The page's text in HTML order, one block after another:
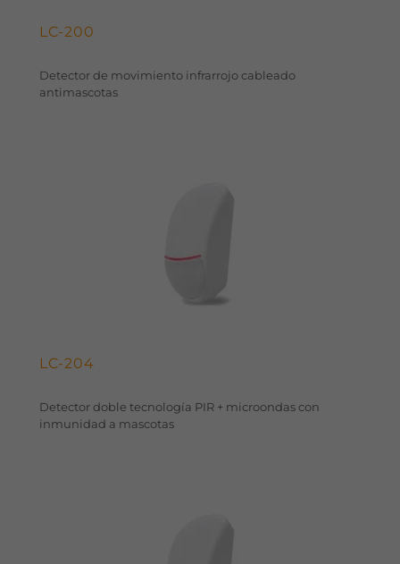
LC-200
Detector de movimiento infrarrojo cableado
antimascotas
LC-204
Detector doble tecnología PIR + microondas con
inmunidad a mascotas